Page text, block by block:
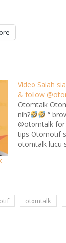
Video Salah
& follow
Otomtalk
nih?
“
@otomtalk
tips Otomotif
otomtalk lucu
kunjungi
otomtalk